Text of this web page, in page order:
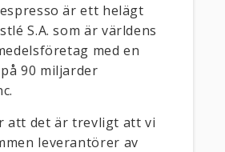
är ett helägt
S.A. som är världens
med en
90 miljarder
att det är trevligt att vi
leverantörer av